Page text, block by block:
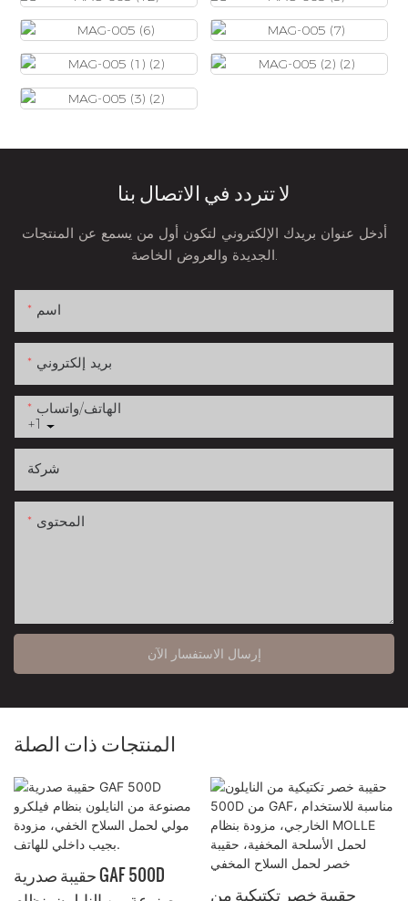
لا تتردد في الاتصال بنا
أدخل عنوان بريدك الإلكتروني لتكون أول من يسمع عن المنتجات
الجديدة والعروض الخاصة.
اسم
بريد إلكتروني
+1
الهاتف/واتساب
شركة
المحتوى
إرسال الاستفسار الآن
المنتجات ذات الصلة
حقيبة صدرية GAF 500D
حقيبة خصر تكتيكية من